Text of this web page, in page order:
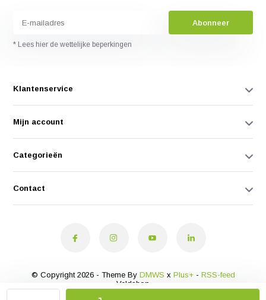
Abonneer
* Lees hier de wettelijke beperkingen
Klantenservice
Mijn account
Categorieën
Contact
© Copyright 2026 - Theme By DMWS x Plus+- RSS-feed
Veldshop